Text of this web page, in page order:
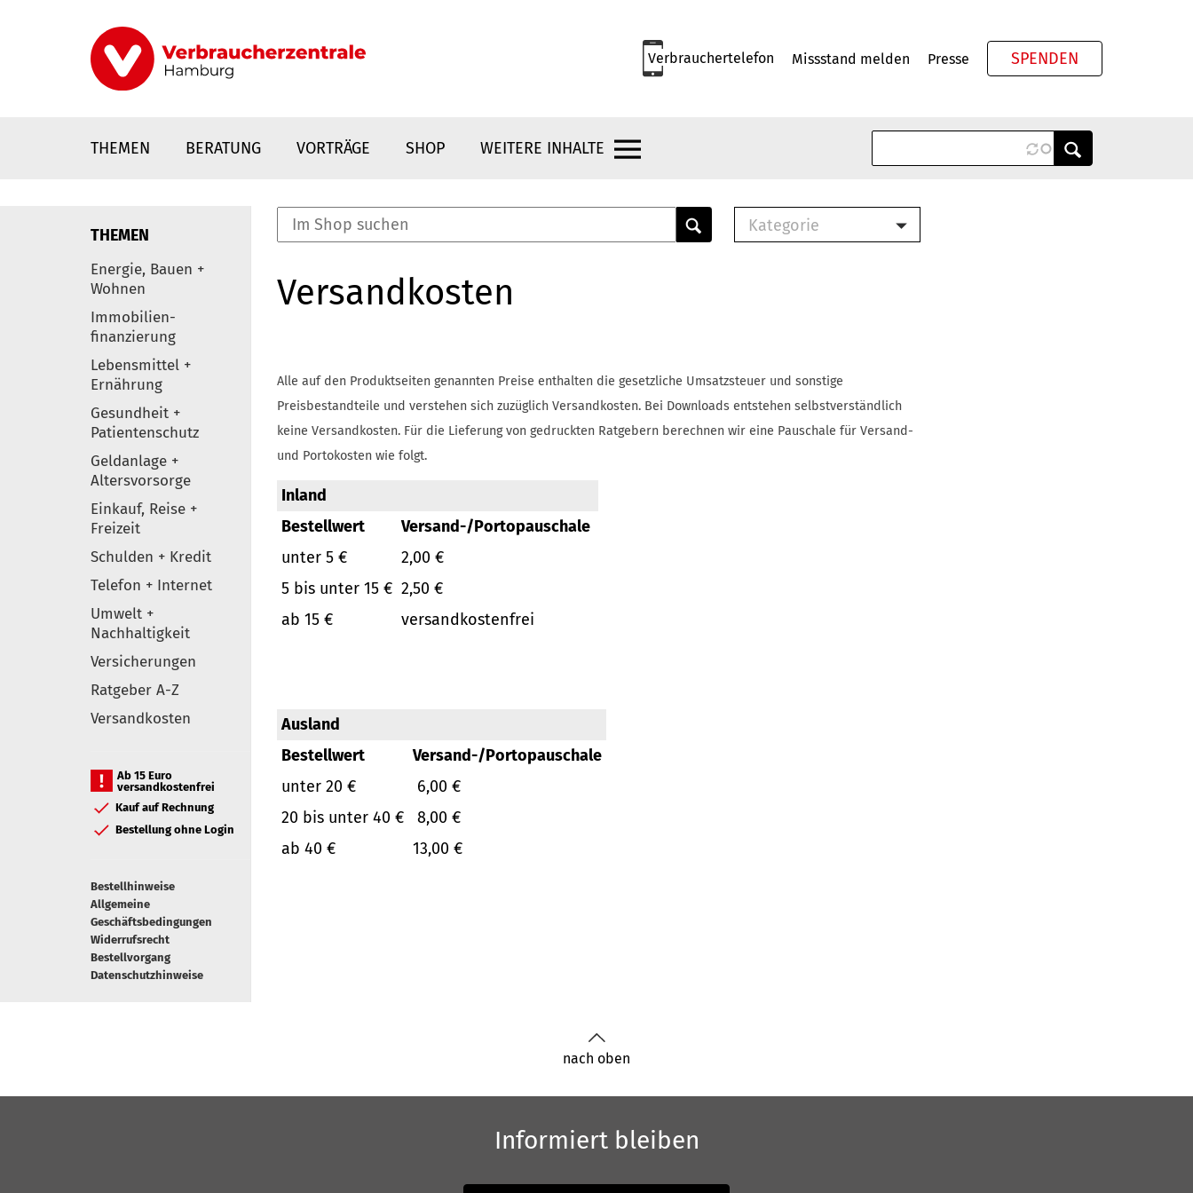
Verbrauchertelefon Missstand melden Presse SPENDEN
THEMEN BERATUNG VORTRÄGE SHOP WEITERE INHALTE
Elemente
THEMEN
Energie, Bauen +
Wohnen
Immobilien-
finanzierung
Lebensmittel +
Ernährung
Gesundheit +
Patientenschutz
Geldanlage +
Altersvorsorge
Einkauf, Reise +
Freizeit
Schulden + Kredit
Telefon + Internet
Umwelt +
Nachhaltigkeit
Versicherungen
Ratgeber A-Z
Versandkosten
Ab 15 Euro
versandkostenfrei
Kauf auf Rechnung
Bestellung ohne Login
Bestellhinweise
Allgemeine
Geschäftsbedingungen
Widerrufsrecht
Bestellvorgang
Datenschutzhinweise
Kategorie
Buch
Versandkosten
Alle auf den Produktseiten genannten Preise enthalten die gesetzliche Umsatzsteuer und sonstige
Preisbestandteile und verstehen sich zuzüglich Versandkosten. Bei Downloads entstehen selbstverständlich
keine Versandkosten. Für die Lieferung von gedruckten Ratgebern berechnen wir eine Pauschale für Versand-
und Portokosten wie folgt.
Inland
Bestellwert
Versand-/Portopauschale
unter 5 €
2,00 €
5 bis unter 15 € 2,50 €
ab 15 €
versandkostenfrei
Ausland
Bestellwert
Versand-/Portopauschale
unter 20 €
6,00 €
20 bis unter 40 €
8,00 €
ab 40 €
13,00 €
nach oben
Informiert bleiben